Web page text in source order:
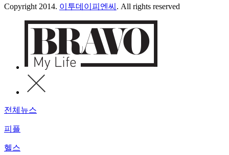
Copyright 2014. 이투데이피엔씨 . All rights reserved
전체뉴스
피플
헬스